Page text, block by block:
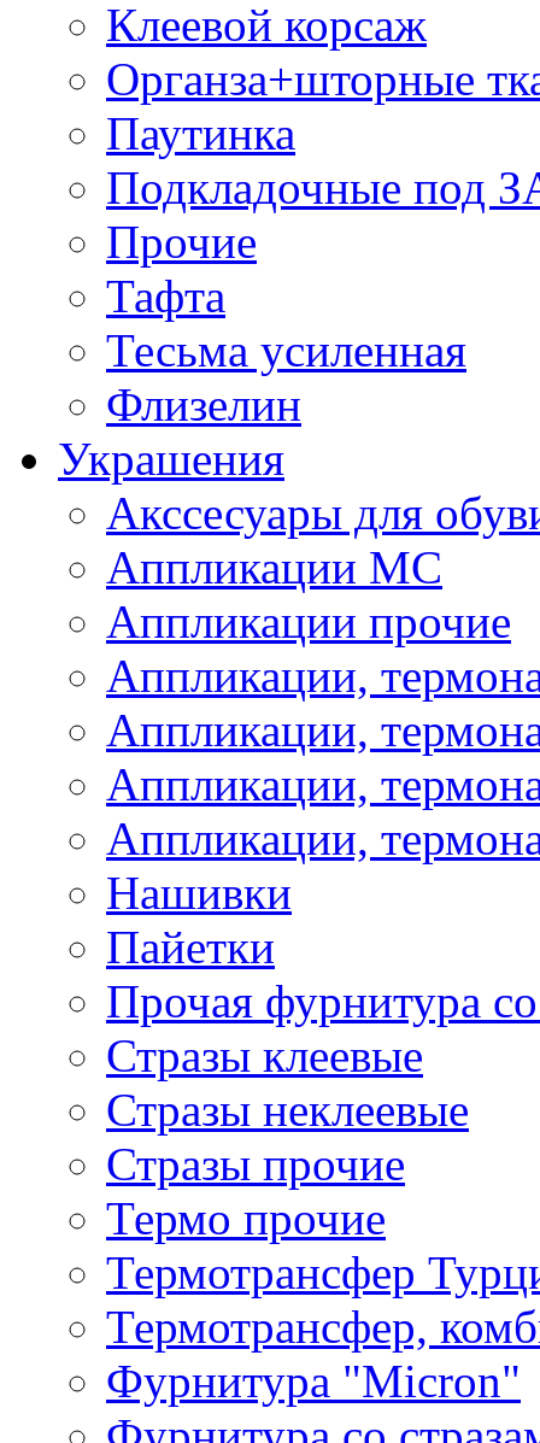
Клеевой корсаж
Органза+шторные
Паутинка
Подкладочные под
Прочие
Тафта
Тесьма усиленная
Флизелин
Украшения
Акссесуары для
Аппликации МС
Аппликации прочие
Аппликации,
Аппликации,
Аппликации,
Аппликации,
Нашивки
Пайетки
Прочая фурнитура
Стразы клеевые
Стразы неклеевые
Стразы прочие
Термо прочие
Термотрансфер
Термотрансфер,
Фурнитура "Micron"